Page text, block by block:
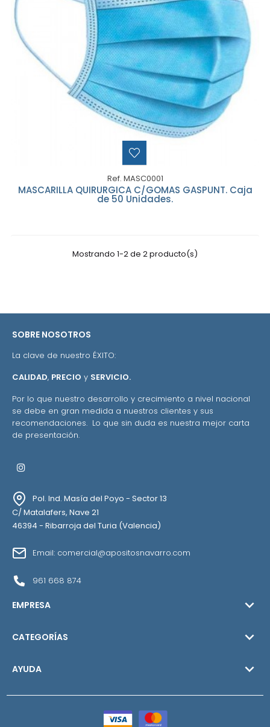
Ref. MASC0001
MASCARILLA QUIRURGICA C/GOMAS GASPUNT. Caja
de 50 Unidades.
Mostrando 1-2 de 2 producto(s)
SOBRE NOSOTROS
La clave de nuestro ÉXITO:
CALIDAD, PRECIO y SERVICIO.
Por lo que nuestro desarrollo y crecimiento a nivel nacional
se debe en gran medida a nuestros clientes y sus
recomendaciones. Lo que sin duda es nuestra mejor carta
de presentación.
Pol. Ind. Masía del Poyo - Sector 13
C/ Matalafers, Nave 21
46394 - Ribarroja del Turia (Valencia)
Email: comercial@apositosnavarro.com
961 668 874
EMPRESA 
CATEGORÍAS 
AYUDA 